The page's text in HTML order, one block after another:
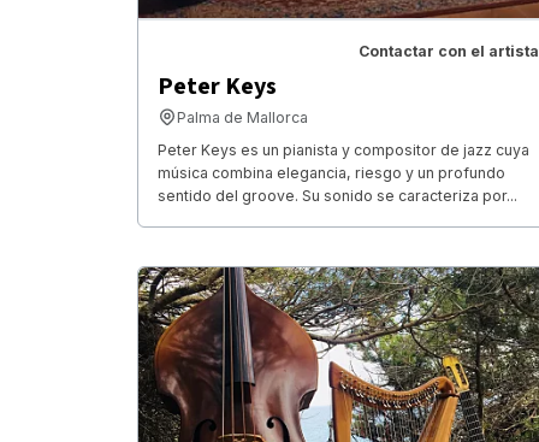
Contactar con el artista
Peter Keys
Palma de Mallorca
Peter Keys es un pianista y compositor de jazz cuya
música combina elegancia, riesgo y un profundo
sentido del groove. Su sonido se caracteriza por...